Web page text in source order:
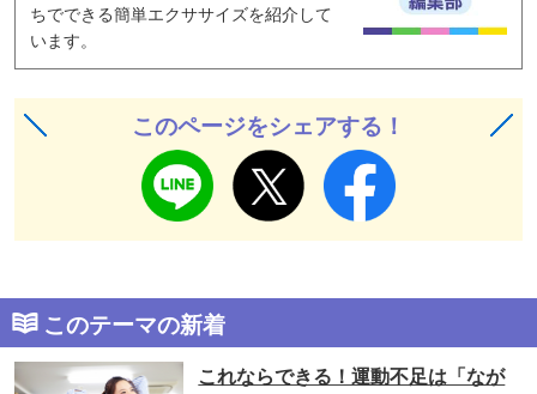
ちでできる簡単エクササイズを紹介して
います。
このページをシェアする！
このテーマの新着
これならできる！運動不足は「なが